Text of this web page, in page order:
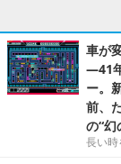
車が
―41
ー。
前、
の“幻
長い時